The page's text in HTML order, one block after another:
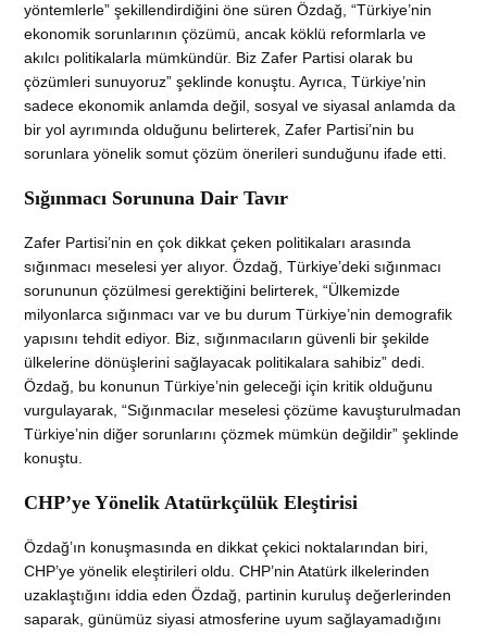
yöntemlerle” şekillendirdiğini öne süren Özdağ, “Türkiye’nin
ekonomik sorunlarının çözümü, ancak köklü reformlarla ve
akılcı politikalarla mümkündür. Biz Zafer Partisi olarak bu
çözümleri sunuyoruz” şeklinde konuştu. Ayrıca, Türkiye’nin
sadece ekonomik anlamda değil, sosyal ve siyasal anlamda da
bir yol ayrımında olduğunu belirterek, Zafer Partisi’nin bu
sorunlara yönelik somut çözüm önerileri sunduğunu ifade etti.
Sığınmacı Sorununa Dair Tavır
Zafer Partisi’nin en çok dikkat çeken politikaları arasında
sığınmacı meselesi yer alıyor. Özdağ, Türkiye’deki sığınmacı
sorununun çözülmesi gerektiğini belirterek, “Ülkemizde
milyonlarca sığınmacı var ve bu durum Türkiye’nin demografik
yapısını tehdit ediyor. Biz, sığınmacıların güvenli bir şekilde
ülkelerine dönüşlerini sağlayacak politikalara sahibiz” dedi.
Özdağ, bu konunun Türkiye’nin geleceği için kritik olduğunu
vurgulayarak, “Sığınmacılar meselesi çözüme kavuşturulmadan
Türkiye’nin diğer sorunlarını çözmek mümkün değildir” şeklinde
konuştu.
CHP’ye Yönelik Atatürkçülük Eleştirisi
Özdağ’ın konuşmasında en dikkat çekici noktalarından biri,
CHP’ye yönelik eleştirileri oldu. CHP’nin Atatürk ilkelerinden
uzaklaştığını iddia eden Özdağ, partinin kuruluş değerlerinden
saparak, günümüz siyasi atmosferine uyum sağlayamadığını